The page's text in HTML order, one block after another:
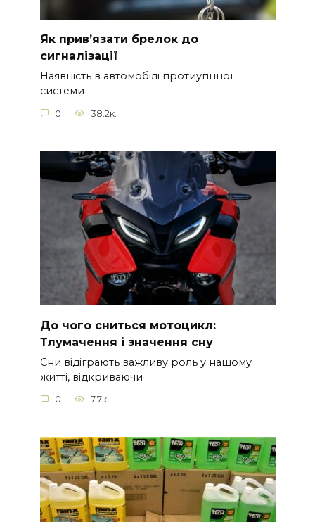
Як прив’язати брелок до
сигналізації
Наявність в автомобілі протиугінної
системи –
0 38.2к.
До чого сниться мотоцикл:
Тлумачення і значення сну
Сни відіграють важливу роль у нашому
житті, відкриваючи
0 7.7к.